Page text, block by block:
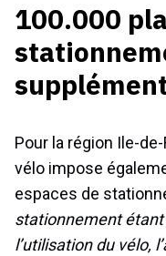
100.000
Pour la région Ile-
vélo impose
espaces de
stationnement étant
l’utilisation du vélo,